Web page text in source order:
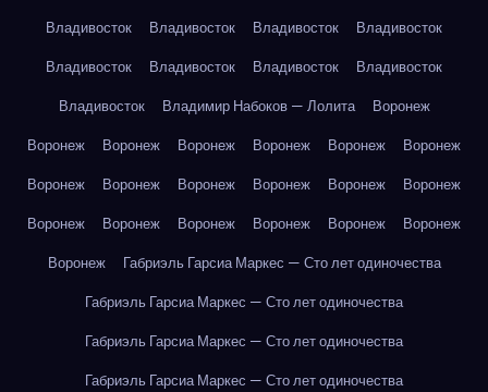
Владивосток
Владивосток Владивосток
Владивосток
Владивосток
Владивосток Владивосток
Владивосток
Владивосток
Владимир Набоков — Лолита
Воронеж
Воронеж
Воронеж Воронеж Воронеж Воронеж
Воронеж
Воронеж
Воронеж Воронеж Воронеж Воронеж
Воронеж
Воронеж
Воронеж Воронеж Воронеж Воронеж
Воронеж
Воронеж
Габриэль Гарсиа Маркес — Сто лет одиночества
Габриэль Гарсиа Маркес — Сто лет одиночества
Габриэль Гарсиа Маркес — Сто лет одиночества
Габриэль Гарсиа Маркес — Сто лет одиночества